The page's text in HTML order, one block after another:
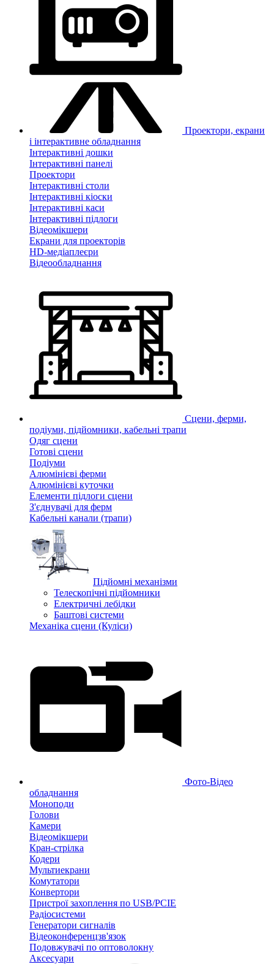
Проектори, екрани
і інтерактивне обладнання
Інтерактивні дошки
Інтерактивні панелі
Проектори
Інтерактивні столи
Інтерактивні кіоски
Інтерактивні каси
Інтерактивні підлоги
Відеомікшери
Екрани для проекторів
HD-медіаплеєри
Відеообладнання
Сцени, ферми,
подіуми, підйомники, кабельні трапи
Одяг сцени
Готові сцени
Подіуми
Алюмінієві ферми
Алюмінієві куточки
Елементи підлоги сцени
З'єднувачі для ферм
Кабельні канали (трапи)
Підйомні механізми
Телескопічні підйомники
Електричні лебідки
Баштові системи
Механіка сцени (Куліси)
Фото-Відео
обладнання
Моноподи
Голови
Камери
Відеомікшери
Кран-стрілка
Кодери
Мультиекрани
Комутатори
Конвертори
Пристрої захоплення по USB/PCIE
Радіосистеми
Генератори сигналів
Відеоконференцзв'язок
Подовжувачі по оптоволокну
Аксесуари